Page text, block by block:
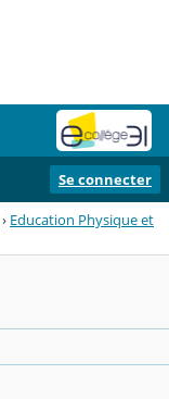
Se connecter
› Education Physique et